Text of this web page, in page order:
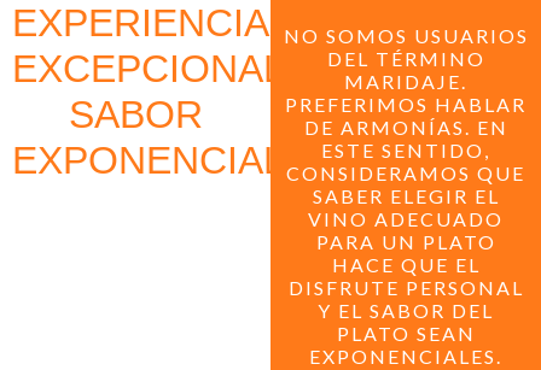
EXPERIENCIA
EXCEPCIONAL,
SABOR
EXPONENCIAL
NO SOMOS USUARIOS
DEL TÉRMINO
MARIDAJE.
PREFERIMOS HABLAR
DE ARMONÍAS. EN
ESTE SENTIDO,
CONSIDERAMOS QUE
SABER ELEGIR EL
VINO ADECUADO
PARA UN PLATO
HACE QUE EL
DISFRUTE PERSONAL
Y EL SABOR DEL
PLATO SEAN
EXPONENCIALES.